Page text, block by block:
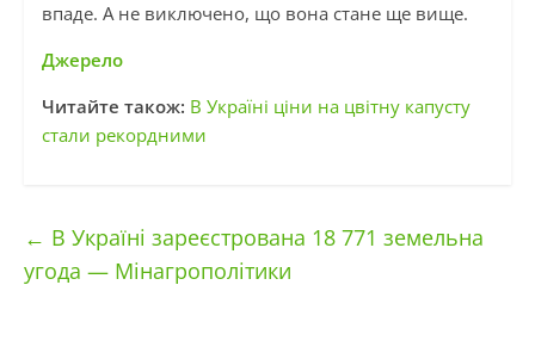
впаде. А не виключено, що вона стане ще вище.
Джерело
Читайте також: В Україні ціни на цвітну капусту
стали рекордними
← В Україні зареєстрована 18 771 земельна
угода — Мінагрополітики